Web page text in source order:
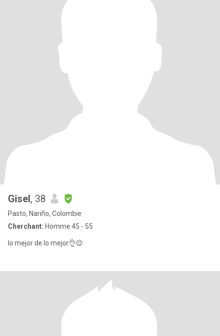
Gisel, 38
Pasto, Nariño, Colombie
Cherchant: Homme 45 - 55
lo mejor de lo mejor👌😌